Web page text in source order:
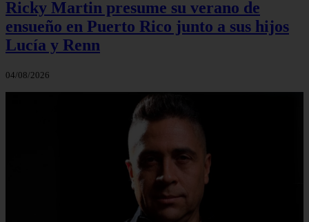
Ricky Martin presume su verano de
ensueño en Puerto Rico junto a sus hijos
Lucía y Renn
04/08/2026